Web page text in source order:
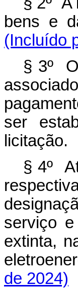
bens e
(Incluído
§ 3º
ser
licitação.
§ 4º
serviço
extinta,
de 2024)